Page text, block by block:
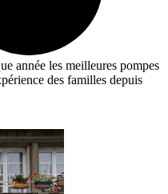
année les meilleures pompes
des familles depuis